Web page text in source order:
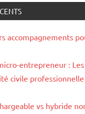
accompagnements
entrepreneur :
civile
vs hybride